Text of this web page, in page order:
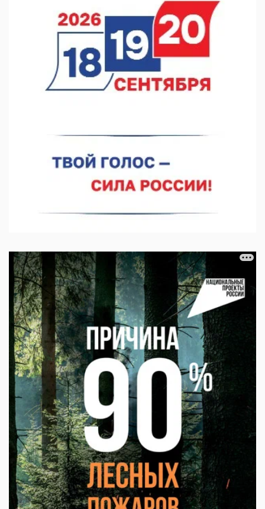
07.08.2026 12:04
В Нижегородской области созданы четыре ММЦ
07.08.2026 11:46